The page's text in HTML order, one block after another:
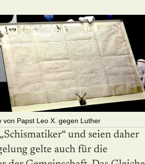
von Papst Leo X. gegen Luther
und seien daher
gelte auch für die